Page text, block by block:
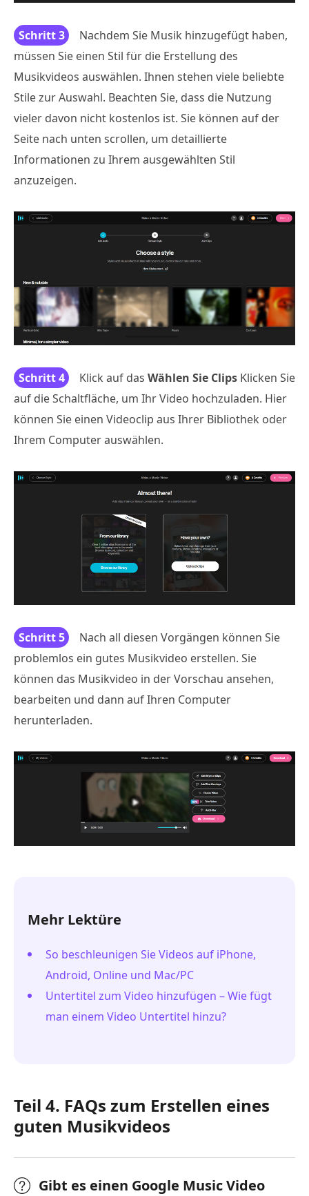
Schritt 3
Nachdem Sie Musik hinzugefügt haben,
müssen Sie einen Stil für die Erstellung des
Musikvideos auswählen. Ihnen stehen viele beliebte
Stile zur Auswahl. Beachten Sie, dass die Nutzung
vieler davon nicht kostenlos ist. Sie können auf der
Seite nach unten scrollen, um detaillierte
Informationen zu Ihrem ausgewählten Stil
anzuzeigen.
Schritt 4 Klick auf das Wählen Sie Clips Klicken Sie
auf die Schaltfläche, um Ihr Video hochzuladen. Hier
können Sie einen Videoclip aus Ihrer Bibliothek oder
Ihrem Computer auswählen.
Schritt 5
Nach all diesen Vorgängen können Sie
problemlos ein gutes Musikvideo erstellen. Sie
können das Musikvideo in der Vorschau ansehen,
bearbeiten und dann auf Ihren Computer
herunterladen.
Mehr Lektüre
So beschleunigen Sie Videos auf iPhone,
Android, Online und Mac/PC
Untertitel zum Video hinzufügen – Wie fügt
man einem Video Untertitel hinzu?
Teil 4. FAQs zum Erstellen eines
guten Musikvideos
Gibt es einen Google Music Video